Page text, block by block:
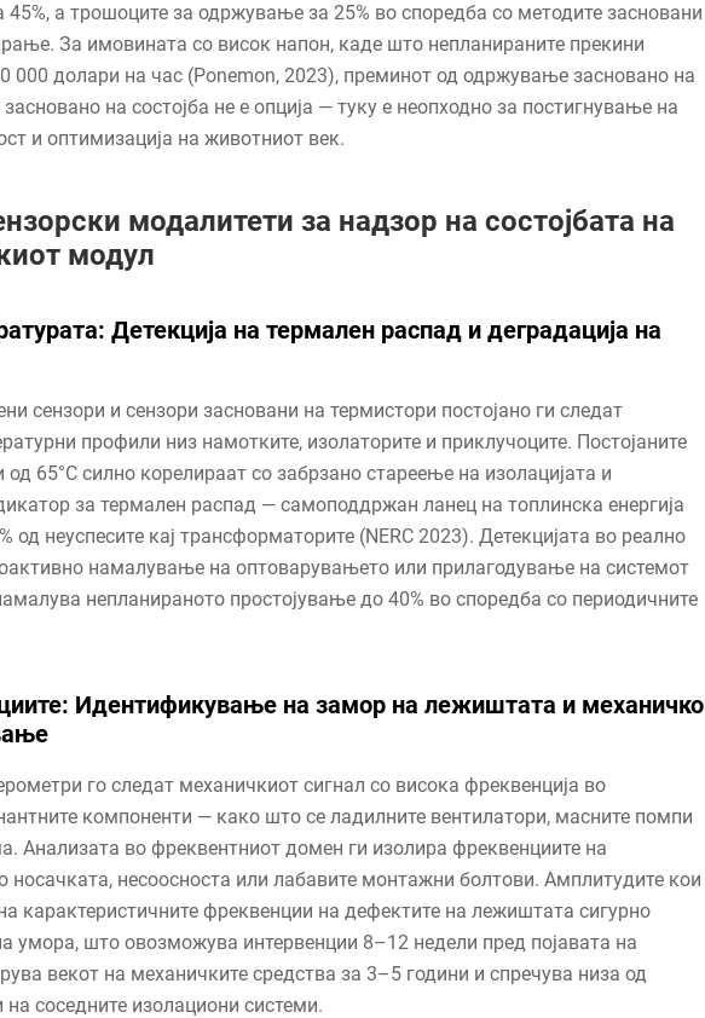
45%, а трошоците за одржување за 25% во споредба со методите засновани
За имовината со висок напон, каде што непланираните прекини
000 долари на час (Ponemon, 2023), преминот од одржување засновано на
на состојба не е опција — туку е неопходно за постигнување на
и оптимизација на животниот век.
модалитети за надзор на состојбата на
модул
Детекција на термален распад и деградација на
сензори и сензори засновани на термистори постојано ги следат
профили низ намотките, изолаторите и приклучоците. Постојаните
65°C силно корелираат со забрзано стареење на изолацијата и
за термален распад — самоподдржан ланец на топлинска енергија
од неуспесите кај трансформаторите (NERC 2023). Детекцијата во реално
намалување на оптоварувањето или прилагодување на системот
непланираното простојување до 40% во споредба со периодичните
Идентификување на замор на лежиштата и механичко
го следат механичкиот сигнал со висока фреквенција во
компоненти — како што се ладилните вентилатори, масните помпи
Анализата во фреквентниот домен ги изолира фреквенциите на
носачката, несоосноста или лабавите монтажни болтови. Амплитудите кои
карактеристичните фреквенции на дефектите на лежиштата сигурно
умора, што овозможува интервенции 8–12 недели пред појавата на
векот на механичките средства за 3–5 години и спречува низа од
соседните изолациони системи.